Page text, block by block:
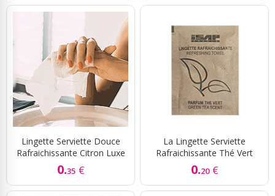
Lingette Serviette Douce
Rafraichissante Citron Luxe
0.35 €
La Lingette Serviette
Rafraichissante Thé Vert
0.20 €